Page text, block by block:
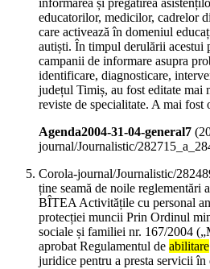
informarea și pregătirea
educatorilor, medicilor, cadrelor
care activează în domeniul
autiști. În timpul derulării acestui
campanii de informare asupra
identificare, diagnosticare,
județul Timiș, au fost editate mai
reviste de specialitate. A mai fost
Agenda2004-31-04-general7 (
journal/Journalistic/
Corola-journal/Journalistic/
ține seamă de noile
BÎTEA Activitățile cu personal
protecției muncii Prin Ordinul
sociale și familiei nr. 167/2004
aprobat Regulamentul de abilitare
juridice pentru a presta servicii